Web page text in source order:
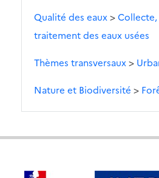
Qualité des eaux>
traitement des eaux usées
Thèmes transversaux>
Nature et Biodiversité >